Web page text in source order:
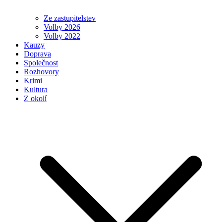
Ze zastupitelstev
Volby 2026
Volby 2022
Kauzy
Doprava
Společnost
Rozhovory
Krimi
Kultura
Z okolí